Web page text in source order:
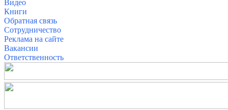
Видео
Книги
Обратная связь
Сотрудничество
Реклама на сайте
Вакансии
Ответственность